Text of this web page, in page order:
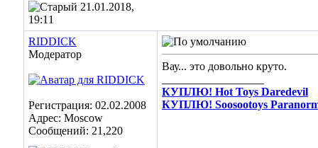
21.01.2018,
19:11
RIDDICK
Модератор
Регистрация: 02.02.2008
Адрес: Moscow
Сообщений: 21,220
Вау... это довольно круто.
КУПЛЮ! Hot Toys Daredevil
КУПЛЮ! Soosootoys